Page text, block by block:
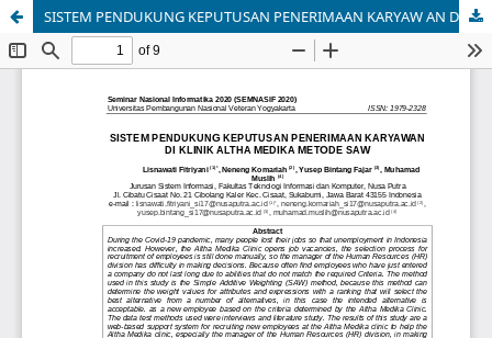
SISTEM PENDUKUNG KEPUTUSAN PENERIMAAN KARYAW AN DI KLINIK ALTHA MEDIKA METODE SAW